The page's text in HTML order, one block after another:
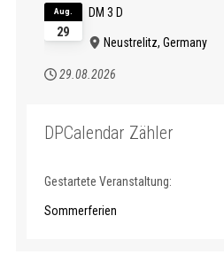
29
Aug. DM 3 D
Neustrelitz, Germany
29.08.2026
DPCalendar Zähler
Gestartete Veranstaltung:
Sommerferien